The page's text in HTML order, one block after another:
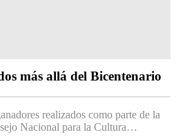
más allá del Bicentenario
realizados como parte de la
Nacional para la Cultura…